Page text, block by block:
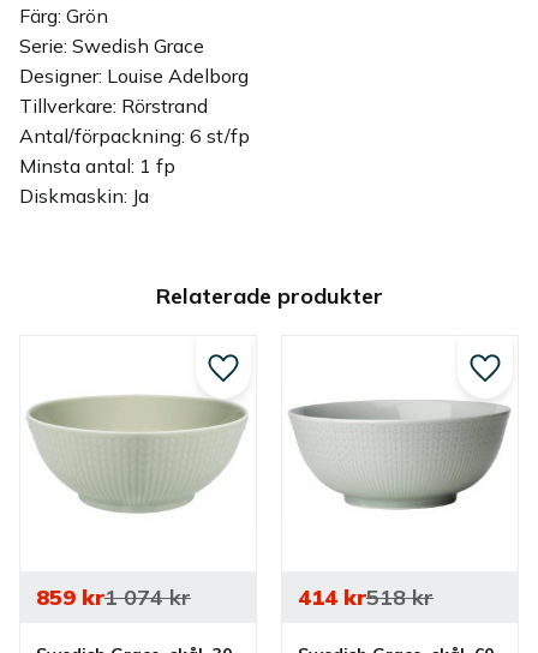
Färg: Grön
Serie: Swedish Grace
Designer: Louise Adelborg
Tillverkare: Rörstrand
Antal/förpackning: 6 st/fp
Minsta antal: 1 fp
Diskmaskin: Ja
Relaterade produkter
859kr1 074kr
Lägg till i favoriter
414kr518kr
Lägg